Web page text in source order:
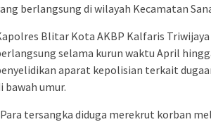
berlangsung di wilayah Kecamatan
Blitar Kota AKBP Kalfaris
selama kurun waktu April
aparat kepolisian terkait
bawah umur.
tersangka diduga merekrut korban